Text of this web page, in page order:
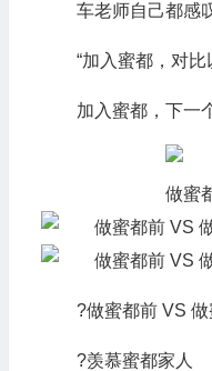
车老师自己都感
“加入蜜都，对
加入蜜都，下一
?做蜜都前 VS 做
?羡慕蜜都家人